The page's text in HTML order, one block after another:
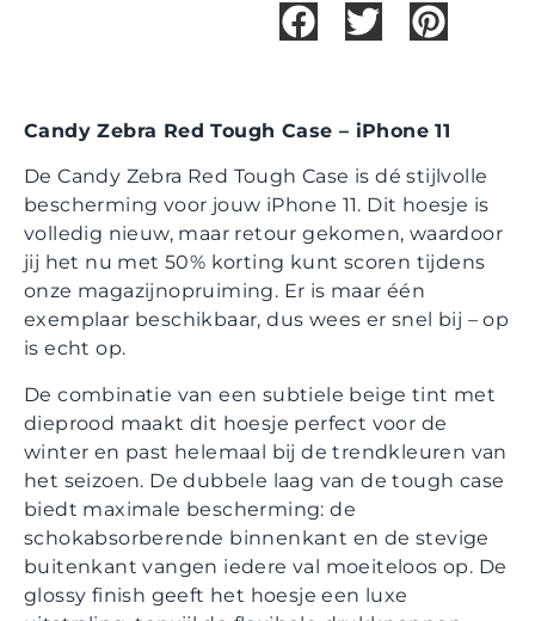
Candy Zebra Red Tough Case – iPhone 11
De Candy Zebra Red Tough Case is dé stijlvolle
bescherming voor jouw iPhone 11. Dit hoesje is
volledig nieuw, maar retour gekomen, waardoor
jij het nu met 50% korting kunt scoren tijdens
onze magazijnopruiming. Er is maar één
exemplaar beschikbaar, dus wees er snel bij – op
is echt op.
De combinatie van een subtiele beige tint met
dieprood maakt dit hoesje perfect voor de
winter en past helemaal bij de trendkleuren van
het seizoen. De dubbele laag van de tough case
biedt maximale bescherming: de
schokabsorberende binnenkant en de stevige
buitenkant vangen iedere val moeiteloos op. De
glossy finish geeft het hoesje een luxe